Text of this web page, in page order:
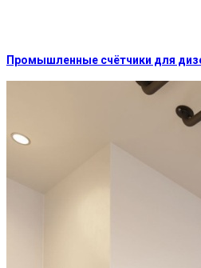
Промышленные счётчики для